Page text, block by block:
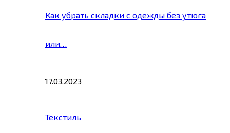
Как убрать складки с одежды без утюга
или…
17.03.2023
Текстиль